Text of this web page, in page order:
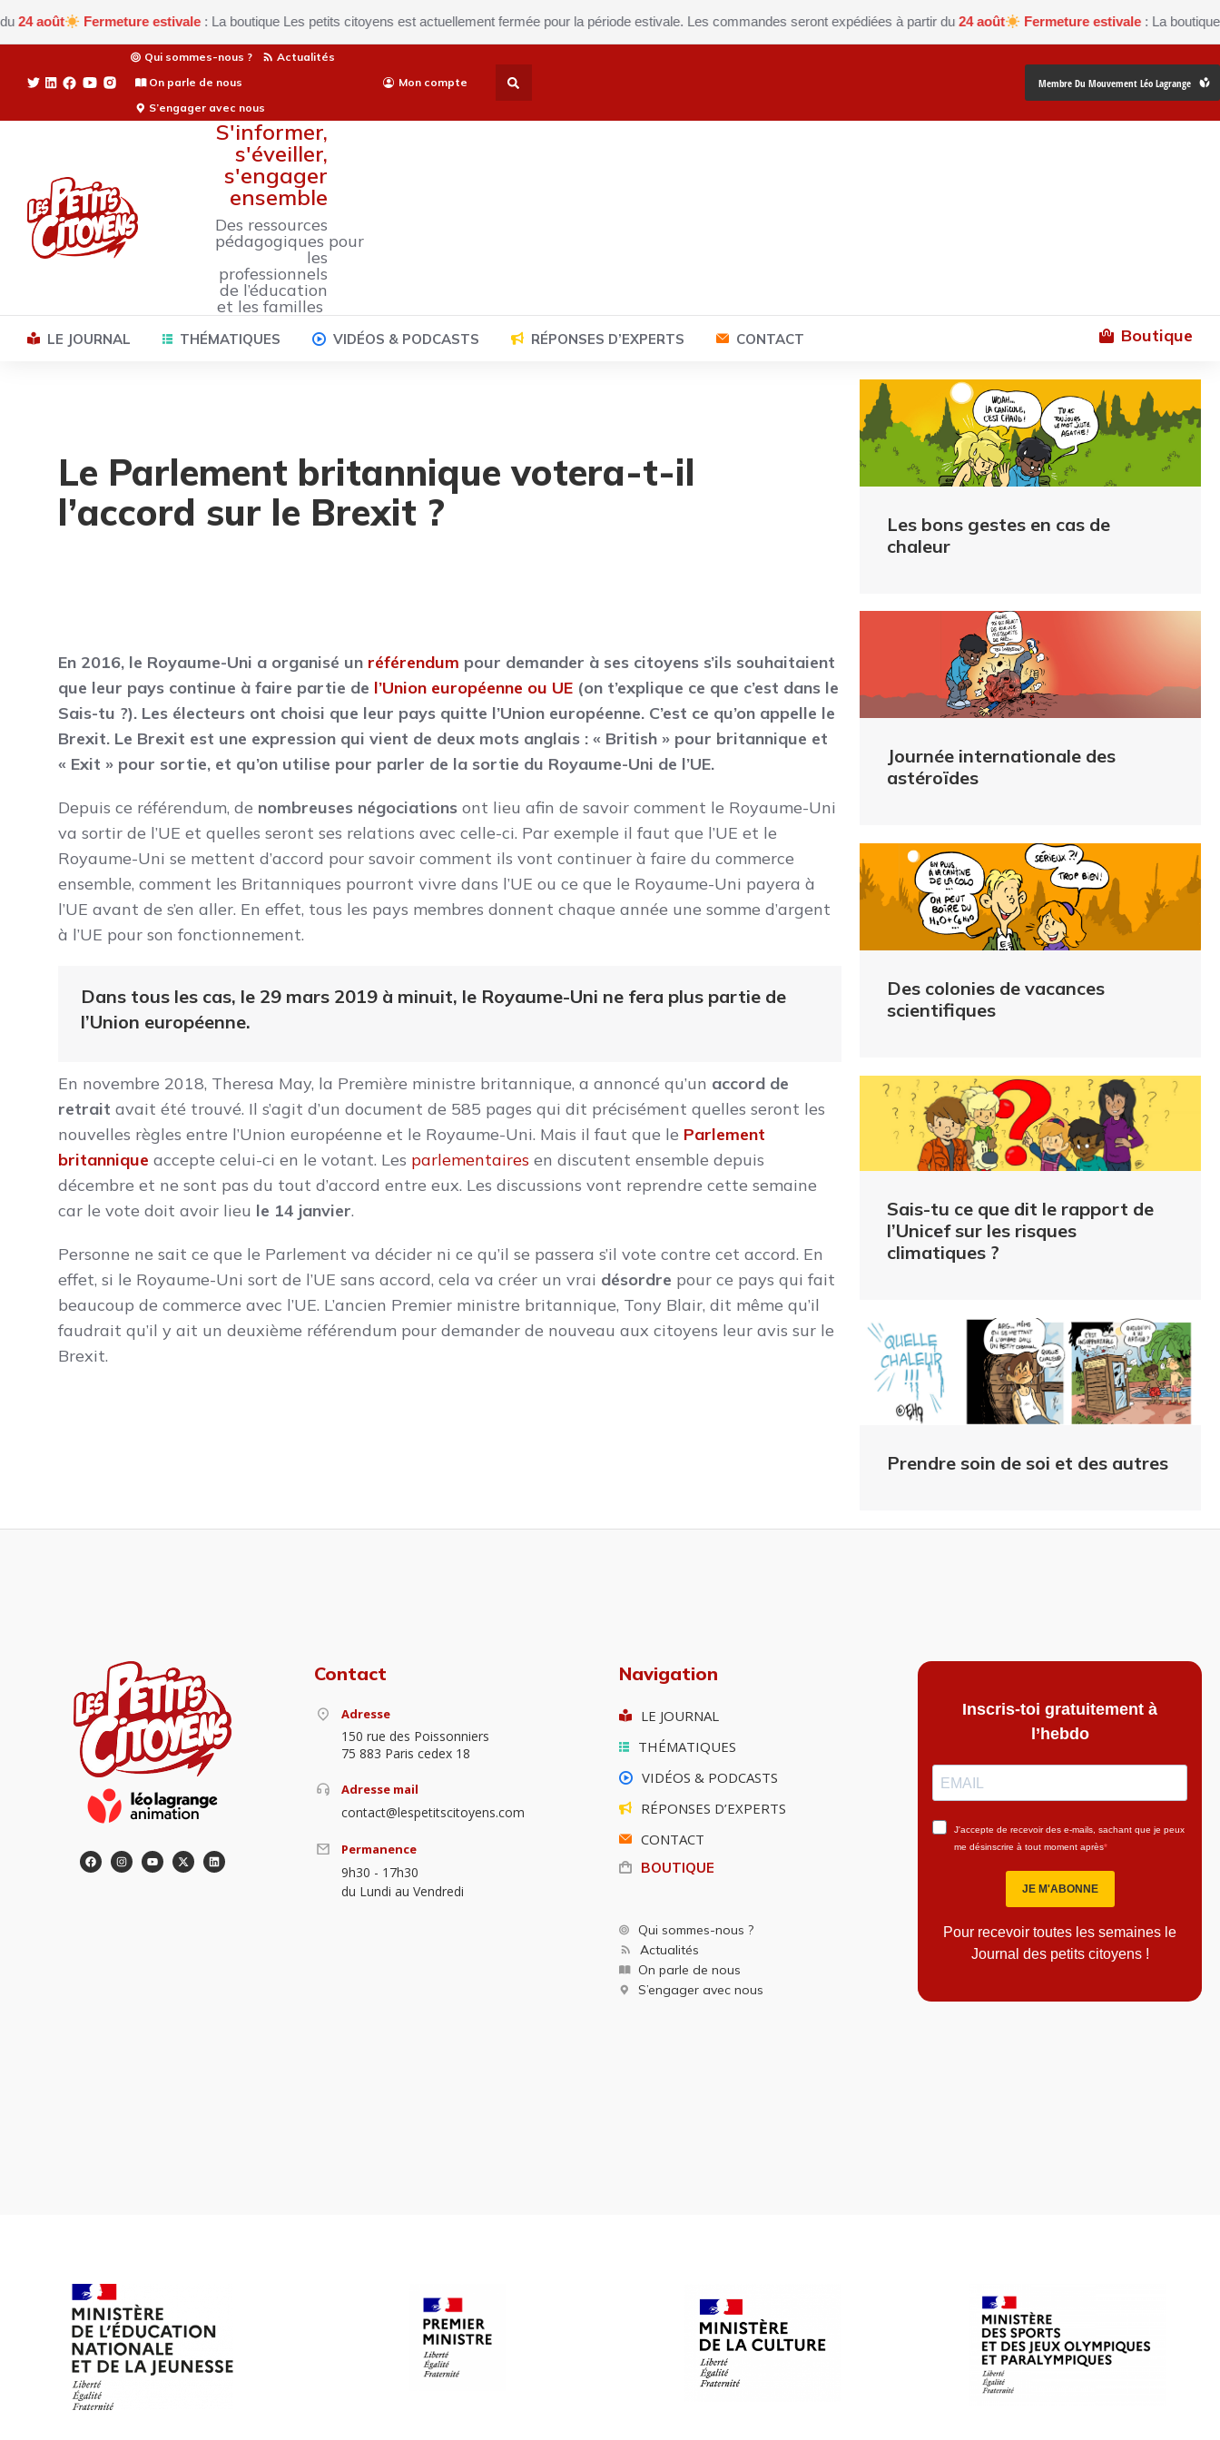
Fermeture estivale: La boutique Les petits citoyens est actuellement fermée pour la période estivale. Les commandes seront expédiées à partir du24 août Fermeture estivale: La boutique Les
Qui sommes-nous ?
Actualités
On parle de nous
S’engager avec nous
Mon compte Membre Du Mouvement Léo Lagrange
S'informer,
s'éveiller,
s'engager
ensemble
Des ressources
pédagogiques pour
les
professionnels
de l’éducation
et les familles
LE JOURNAL THÉMATIQUES VIDÉOS & PODCASTS RÉPONSES D’EXPERTS CONTACT Boutique
Les bons gestes en cas de
chaleur
Journée internationale des
astéroïdes
Des colonies de vacances
scientifiques
Sais-tu ce que dit le rapport de
l’Unicef sur les risques
climatiques ?
Prendre soin de soi et des autres
Le Parlement britannique votera-t-il
l’accord sur le Brexit ?
En 2016, le Royaume-Uni a organisé un référendum pour demander à ses citoyens s’ils souhaitaient
que leur pays continue à faire partie de l’Union européenne ou UE (on t’explique ce que c’est dans le
Sais-tu ?). Les électeurs ont choisi que leur pays quitte l’Union européenne. C’est ce qu’on appelle le
Brexit. Le Brexit est une expression qui vient de deux mots anglais : « British » pour britannique et
« Exit » pour sortie, et qu’on utilise pour parler de la sortie du Royaume-Uni de l’UE.
Depuis ce référendum, de nombreuses négociationsont lieu afin de savoir comment le Royaume-Uni
va sortir de l’UE et quelles seront ses relations avec celle-ci. Par exemple il faut que l’UE et le
Royaume-Uni se mettent d’accord pour savoir comment ils vont continuer à faire du commerce
ensemble, comment les Britanniques pourront vivre dans l’UE ou ce que le Royaume-Uni payera à
l’UE avant de s’en aller. En effet, tous les pays membres donnent chaque année une somme d’argent
à l’UE pour son fonctionnement.
Dans tous les cas, le 29 mars 2019 à minuit, le Royaume-Uni ne fera plus partie de
l’Union européenne.
En novembre 2018, Theresa May, la Première ministre britannique, a annoncé qu’un accord de
retrait avait été trouvé. Il s’agit d’un document de 585 pages qui dit précisément quelles seront les
nouvelles règles entre l’Union européenne et le Royaume-Uni. Mais il faut que le Parlement
britannique accepte celui-ci en le votant. Les parlementaires en discutent ensemble depuis
décembre et ne sont pas du tout d’accord entre eux. Les discussions vont reprendre cette semaine
car le vote doit avoir lieu le 14 janvier.
Personne ne sait ce que le Parlement va décider ni ce qu’il se passera s’il vote contre cet accord. En
effet, si le Royaume-Uni sort de l’UE sans accord, cela va créer un vrai désordre pour ce pays qui fait
beaucoup de commerce avec l’UE. L’ancien Premier ministre britannique, Tony Blair, dit même qu’il
faudrait qu’il y ait un deuxième référendum pour demander de nouveau aux citoyens leur avis sur le
Brexit.
Contact
Adresse
150 rue des Poissonniers
75 883 Paris cedex 18
Adresse mail
contact@lespetitscitoyens.com
Permanence
9h30 - 17h30
du Lundi au Vendredi
Navigation
LE JOURNAL
THÉMATIQUES
VIDÉOS & PODCASTS
RÉPONSES D’EXPERTS
CONTACT
BOUTIQUE
Qui sommes-nous ?
Actualités
On parle de nous
S’engager avec nous